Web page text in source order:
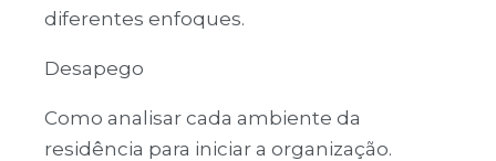
diferentes enfoques.
Desapego
Como analisar cada ambiente da
residência para iniciar a organização.